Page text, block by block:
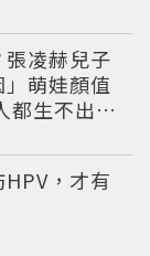
凌赫兒子
」萌娃顏值
都生不出這
，才有